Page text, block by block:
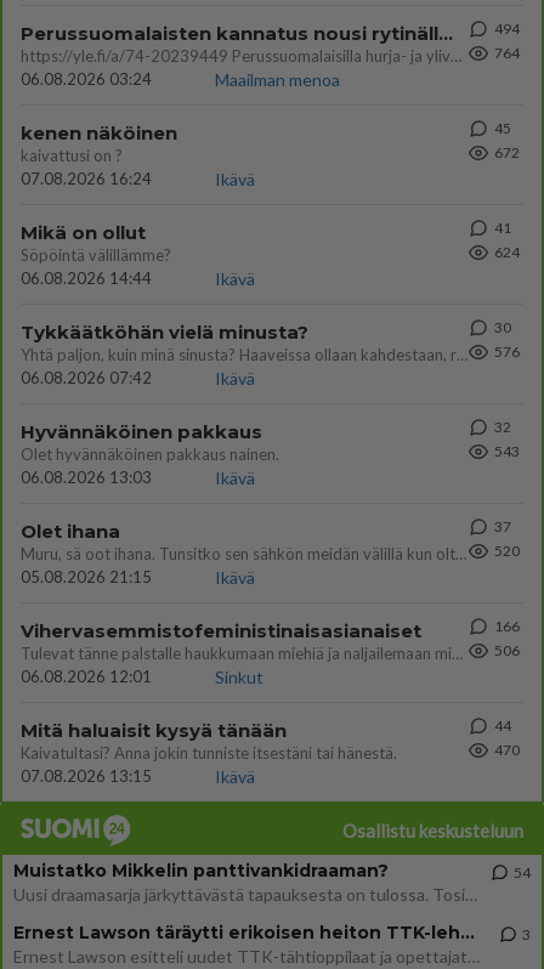
Perussuomalaisten kannatus nousi rytinällä Ylen tänään julkaisemassa tuoreimmassa gallup-kyselyssä.
https://yle.fi/a/74-20239449 Perussuomalaisilla hurja- ja ylivoimaisesti suurin nousu tässä uudessa Ylen gallupissa. Kyl
06.08.2026 03:24
Maailman menoa
494
764
kenen näköinen
kaivattusi on ?
07.08.2026 16:24
Ikävä
45
672
Mikä on ollut
Söpöintä välillämme?
06.08.2026 14:44
Ikävä
41
624
Tykkäätköhän vielä minusta?
Yhtä paljon, kuin minä sinusta? Haaveissa ollaan kahdestaan, rauhassa ja lähennytään fyysisesti ja tutustutaan syvemmin
06.08.2026 07:42
Ikävä
30
576
Hyvännäköinen pakkaus
Olet hyvännäköinen pakkaus nainen.
06.08.2026 13:03
Ikävä
32
543
Olet ihana
Muru, sä oot ihana. Tunsitko sen sähkön meidän välillä kun oltiin ihan låhekkäin? 👩‍❤️‍👩❤️😼😘
05.08.2026 21:15
Ikävä
37
520
Vihervasemmistofeministinaisasianaiset
Tulevat tänne palstalle haukkumaan miehiä ja naljailemaan miehelle, kehuvat olevansa heitä parempia. Itse asuvat MIEHE
06.08.2026 12:01
Sinkut
166
506
Mitä haluaisit kysyä tänään
Kaivatultasi? Anna jokin tunniste itsestäni tai hänestä.
07.08.2026 13:15
Ikävä
44
470
Osallistu keskusteluun
Muistatko Mikkelin panttivankidraaman?
Uusi draamasarja järkyttävästä tapauksesta on tulossa. Tositapahtumiin perustuva sarja ammentaa vuoden 1986 Mikkelin pan
54
Ernest Lawson täräytti erikoisen heiton TTK-lehdistötilaisuudessa: " Onko tässä tarkoituksena...?"
Ernest Lawson esitteli uudet TTK-tähtioppilaat ja opettajat torstaina 6.8. lehdistölle. Tulevalla kaudella on yksi hausk
3